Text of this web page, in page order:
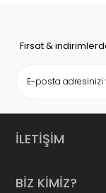
Fırsat &
İLETİŞİM
BİZ KİMİZ?